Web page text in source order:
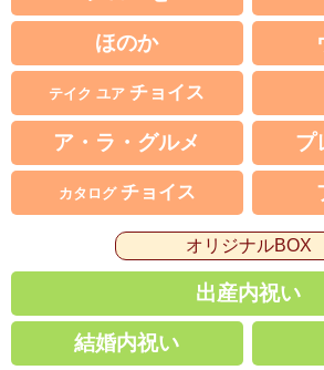
ほのか
テイク ユア チョイス
ア・ラ・グルメ プ
カタログ チョイス
オリジナルBOX
出産内祝い
結婚内祝い